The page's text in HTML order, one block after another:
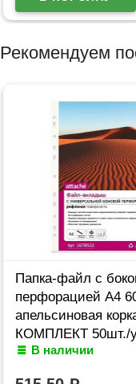
Рекомендуем
Папка-файл с
перфорацией А4
апельсиновая
КОМПЛЕКТ 50шт./
арт.1678522
В наличии